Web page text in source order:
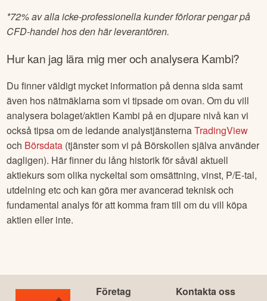
*72% av alla icke-professionella kunder förlorar pengar på
CFD-handel hos den här leverantören.
Hur kan jag lära mig mer och analyseraKambi?
Du finner väldigt mycket information på denna sida samt
även hos nätmäklarna som vi tipsade om ovan. Om du vill
analysera bolaget/aktien Kambi på en djupare nivå kan vi
också tipsa om de ledande analystjänsternaTradingView
och Börsdata (tjänster som vi på Börskollen själva använder
dagligen). Här finner du lång historik för såväl aktuell
aktiekurs som olika nyckeltal som omsättning, vinst, P/E-tal,
utdelning etc och kan göra mer avancerad teknisk och
fundamental analys för att komma fram till om du vill köpa
aktien eller inte.
Företag Kontakta oss